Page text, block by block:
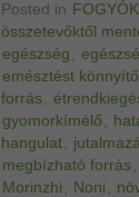
Posted in
összetevőktől
egészség ,
emésztést könnyítő
forrás,
gyomorkímélő ,
hangulat,
megbízható forrás,
Morinzhi , Noni ,